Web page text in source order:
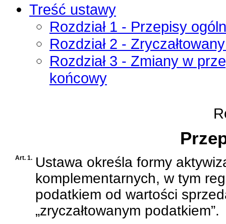
Treść ustawy
Rozdział 1 - Przepisy
Rozdział 2 -
Rozdział 3 - Zmiany w
końcowy
Art. 1. Ustawa określa formy
komplementarnych, w tym
podatkiem od wartości
„zryczałtowanym podatkiem”.